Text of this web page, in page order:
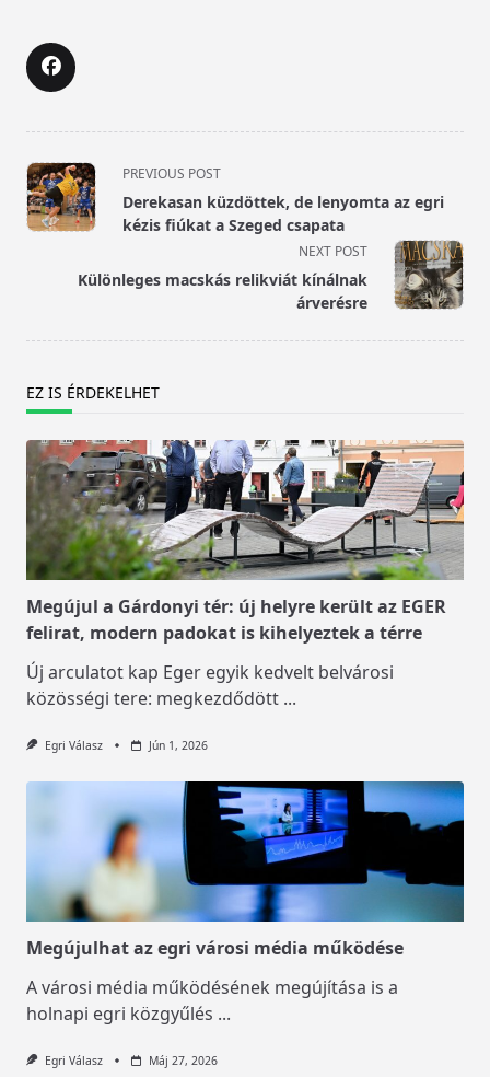
<span
class="nav-
subtitle
reader-
PREVIOUS POST
Derekasan küzdöttek, de lenyomta az egri
kézis fiúkat a Szeged csapata
NEXT POST
Különleges macskás relikviát kínálnak
árverésre
EZ IS ÉRDEKELHET
Megújul a Gárdonyi tér: új helyre került az EGER
felirat, modern padokat is kihelyeztek a térre
Új arculatot kap Eger egyik kedvelt belvárosi
közösségi tere: megkezdődött ...
Egri Válasz Jún 1, 2026
Megújulhat az egri városi média működése
A városi média működésének megújítása is a
holnapi egri közgyűlés ...
Egri Válasz Máj 27, 2026